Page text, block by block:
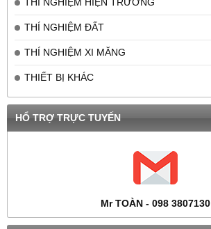
THÍ NGHIỆM ĐẤT
THÍ NGHIỆM XI MĂNG
THIẾT BỊ KHÁC
HỔ TRỢ TRỰC TUYẾN
Mr TOÀN - 098 3807130